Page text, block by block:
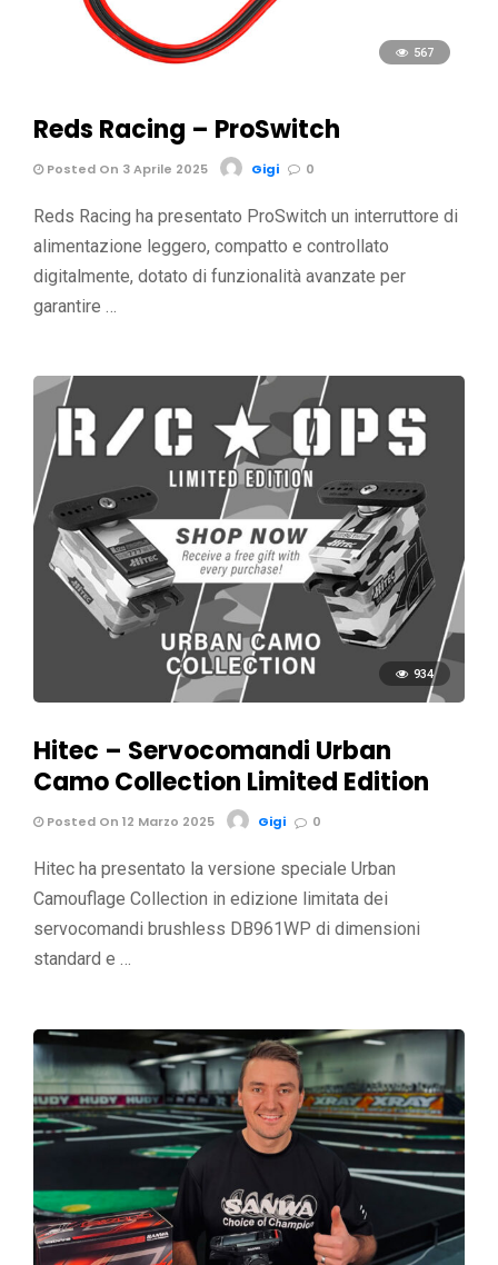
567
Reds Racing – ProSwitch
Posted On 3 Aprile 2025 Gigi 0
Reds Racing ha presentato ProSwitch un interruttore di
alimentazione leggero, compatto e controllato
digitalmente, dotato di funzionalità avanzate per
garantire …
934
Hitec – Servocomandi Urban
Camo Collection Limited Edition
Posted On 12 Marzo 2025 Gigi 0
Hitec ha presentato la versione speciale Urban
Camouflage Collection in edizione limitata dei
servocomandi brushless DB961WP di dimensioni
standard e …